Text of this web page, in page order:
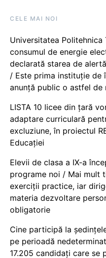
CELE MAI NOI
Universitatea
consumul de energie
declarată starea de
/ Este prima instituție de
anunță public o astfel de
LISTA 10 licee din țară
adaptare curriculară
excluziune, în proiectul
Educației
Elevii de clasa a IX-a
programe noi / Mai mult
exerciții practice, iar
materia dezvoltare
obligatorie
Cine participă la
pe perioadă
17.205 candidați care se